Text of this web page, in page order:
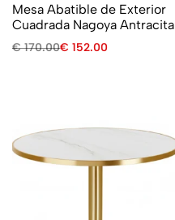
Mesa Abatible de Exterior
Cuadrada Nagoya Antracita
€170.00€ 152.00